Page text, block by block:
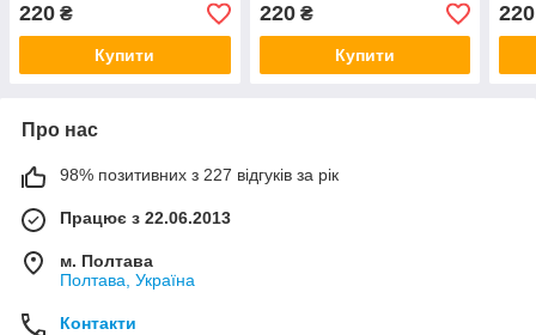
220 ₴
Купити
220₴
Купити
220
Про нас
98% позитивних з 227 відгуків за рік
Працює з 22.06.2013
м. Полтава
Полтава, Україна
Контакти